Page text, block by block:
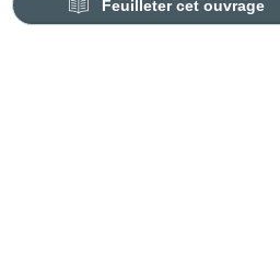
Feuilleter cet ouvrage